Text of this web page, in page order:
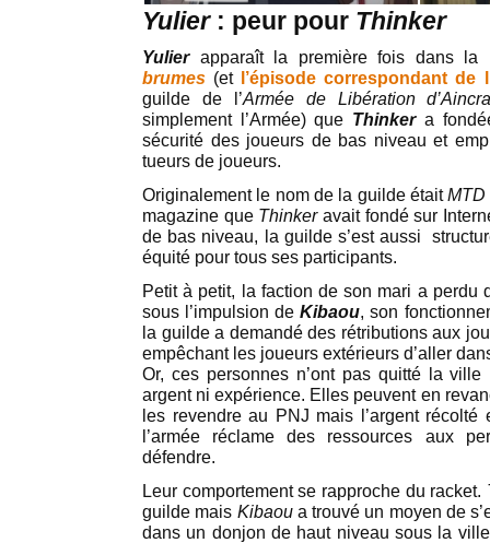
Yulier: peur pour Thinker
Yulierapparaît la première fois dans la
brumes (et
l’épisode correspondant de
guilde de l’Armée de Libération
simplement l’Armée) que Thinkera
sécurité des joueurs de bas niveau et
tueurs de joueurs.
Originalement le nom de la guilde étaitMTD
magazine que Thinkeravait fondé sur
de bas niveau, la guilde s’est aussi
équité pour tous ses participants.
Petit à petit, la faction de son mari a perdu
sous l’impulsion deKibaou, son
la guilde a demandé des rétributions aux
empêchant les joueurs extérieurs d’aller
Or, ces personnes n’ont pas quitté la
argent ni expérience. Elles peuvent en
les revendre au PNJ mais l’argent
l’armée réclame des ressources aux
défendre.
Leur comportement se rapproche du racket.
guilde mais Kibaoua trouvé un moyen de
dans un donjon de haut niveau sous la